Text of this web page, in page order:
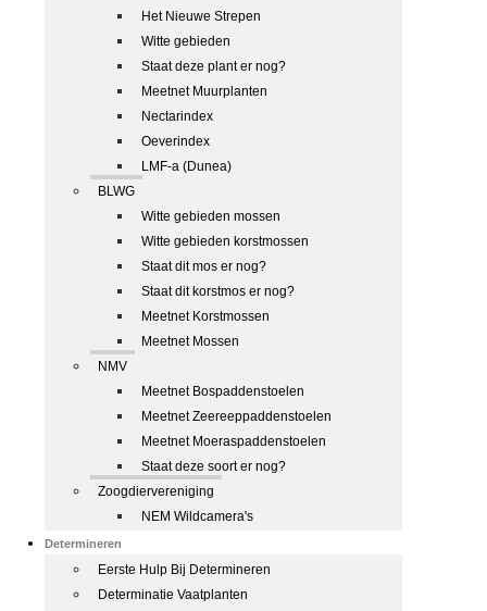
Het Nieuwe Strepen
Witte gebieden
Staat deze plant er nog?
Meetnet Muurplanten
Nectarindex
Oeverindex
LMF-a (Dunea)
BLWG
Witte gebieden mossen
Witte gebieden korstmossen
Staat dit mos er nog?
Staat dit korstmos er nog?
Meetnet Korstmossen
Meetnet Mossen
NMV
Meetnet Bospaddenstoelen
Meetnet Zeereeppaddenstoelen
Meetnet Moeraspaddenstoelen
Staat deze soort er nog?
Zoogdiervereniging
NEM Wildcamera's
Determineren
Eerste Hulp Bij Determineren
Determinatie Vaatplanten